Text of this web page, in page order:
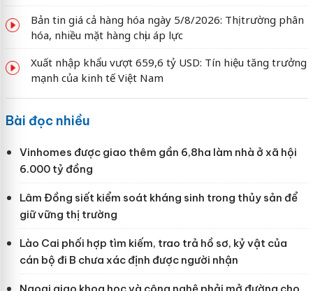
Bản tin giá cả hàng hóa ngày 5/8/2026: Thị trường phân
hóa, nhiều mặt hàng chịu áp lực
Xuất nhập khẩu vượt 659,6 tỷ USD: Tín hiệu tăng trưởng
mạnh của kinh tế Việt Nam
Bài đọc nhiều
Vinhomes được giao thêm gần 6,8ha làm nhà ở xã hội
6.000 tỷ đồng
Lâm Đồng siết kiểm soát kháng sinh trong thủy sản để
giữ vững thị trường
Lào Cai phối hợp tìm kiếm, trao trả hồ sơ, kỷ vật của
cán bộ đi B chưa xác định được người nhận
Ngoại giao khoa học và công nghệ phải mở đường cho